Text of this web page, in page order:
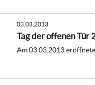
03.03.2013
Tag der offenen Tür
Am 03.03.2013